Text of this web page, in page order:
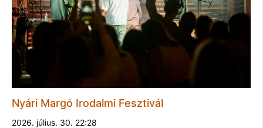
Nyári Margó Irodalmi Fesztivál
2026. július. 30. 22:28